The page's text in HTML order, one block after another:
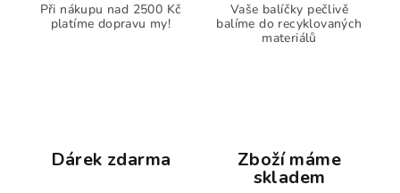
Při nákupu nad 2500 Kč
platíme dopravu my!
Vaše balíčky pečlivě
balíme do recyklovaných
materiálů
Dárek zdarma Zboží máme
skladem